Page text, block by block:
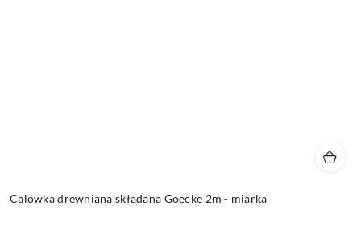
Calówka drewniana składana Goecke 2m - miarka